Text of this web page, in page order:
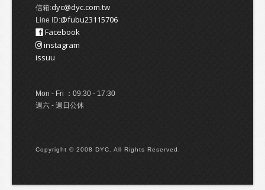
信箱:dyc@dyc.com.tw
Line ID:@fubu23115706
Facebook
instagram
issuu
Mon - Fri ：09:30 - 17:30
週六 - 週日公休
Copyright © 2008 DYC. All Rights Reserved.